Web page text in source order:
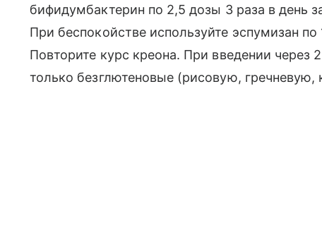
бифидумбактерин по 2,5 дозы 3 раза в день
При беспокойстве используйте эспумизан
Повторите курс креона. При введении через
только безглютеновые (рисовую, гречневую,